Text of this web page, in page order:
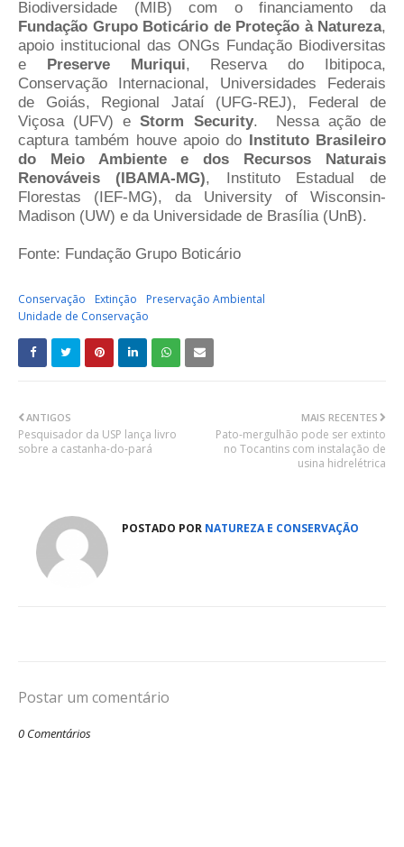
Biodiversidade (MIB) com o financiamento da
Fundação Grupo Boticário de Proteção à Natureza,
apoio institucional das ONGs Fundação Biodiversitas
e Preserve Muriqui, Reserva do Ibitipoca,
Conservação Internacional, Universidades Federais
de Goiás, Regional Jataí (UFG-REJ), Federal de
Viçosa (UFV) eStorm Security. Nessa ação de
captura também ​houve apoio do Instituto Brasileiro
do Meio Ambiente e dos Recursos Naturais
Renováveis (IBAMA-MG), Instituto Estadual de
Florestas (IEF-MG), da University of Wisconsin-
Madison (UW) e da Universidade de Brasília (UnB)​.​
Fonte: Fundação Grupo Boticário
Conservação Extinção
Preservação Ambiental
Unidade de Conservação
MAIS RECENTES
Pato-mergulhão pode ser extinto
no Tocantins com instalação de
usina hidrelétrica
ANTIGOS
Pesquisador da USP lança livro
sobre a castanha-do-pará
POSTADO POR NATUREZA E CONSERVAÇÃO
Postar um comentário
0 Comentários